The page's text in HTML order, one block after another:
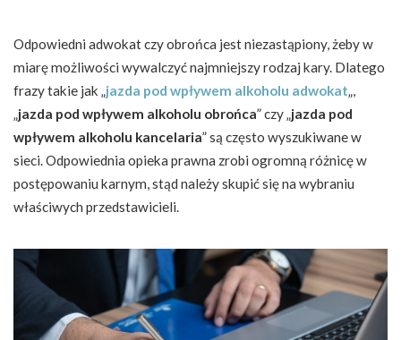
Odpowiedni adwokat czy obrońca jest niezastąpiony, żeby w
miarę możliwości wywalczyć najmniejszy rodzaj kary. Dlatego
frazy takie jak „jazda pod wpływem alkoholu adwokat„,
„jazda pod wpływem alkoholu obrońca” czy „jazda pod
wpływem alkoholu kancelaria” są często wyszukiwane w
sieci. Odpowiednia opieka prawna zrobi ogromną różnicę w
postępowaniu karnym, stąd należy skupić się na wybraniu
właściwych przedstawicieli.